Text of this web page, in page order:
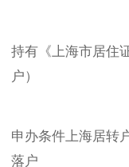
持有《上海市居住
户）
申办条件上海居转
落户